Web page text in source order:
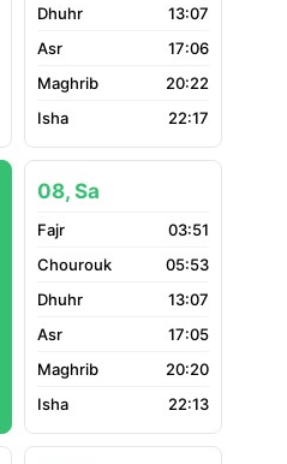
13:07
17:06
20:22
22:17
08, Sa
03:51
05:53
13:07
17:05
20:20
22:13